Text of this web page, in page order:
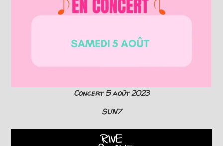
Concert 5 août2023
SUN7